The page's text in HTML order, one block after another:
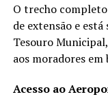
O trecho
de extensão e
Tesouro
aos moradores
Acesso ao